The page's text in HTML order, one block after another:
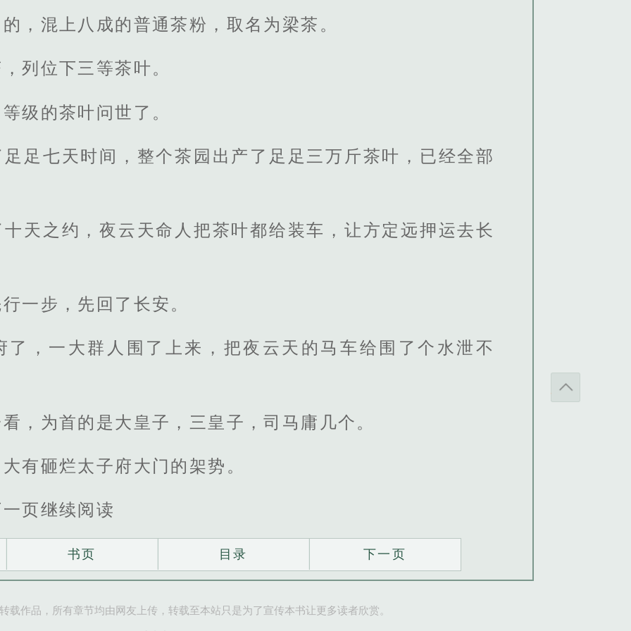
，混上八成的普通茶粉，取名为梁茶。
列位下三等茶叶。
级的茶叶问世了。
足七天时间，整个茶园出产了足足三万斤茶叶，已经全部
天之约，夜云天命人把茶叶都给装车，让方定远押运去长
一步，先回了长安。
了，一大群人围了上来，把夜云天的马车给围了个水泄不
，为首的是大皇子，三皇子，司马庸几个。
有砸烂太子府大门的架势。
页继续阅读
书页 目录 下一页
载作品，所有章节均由网友上传，转载至本站只是为了宣传本书让更多读者欣赏。